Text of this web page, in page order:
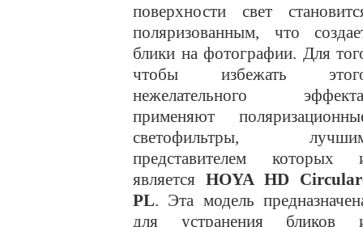
поверхности свет
поляризованным, что
блики на фотографии. Для
чтобы избежать
нежелательного
применяют
светофильтры,
представителем которых
является HOYA HD Circular
PL. Эта модель
для устранения бликов